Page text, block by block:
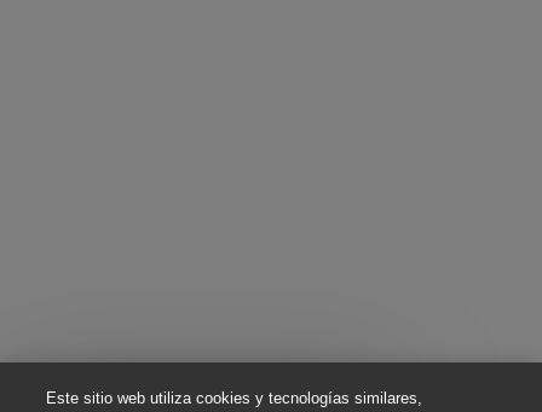
Este sitio web utiliza cookies y tecnologías similares,